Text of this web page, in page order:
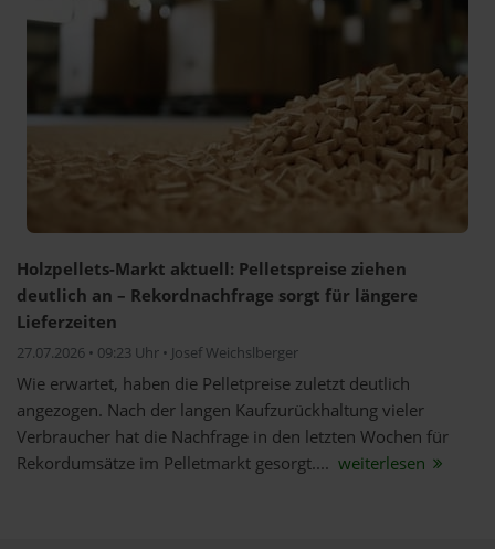
Holzpellets-Markt aktuell: Pelletspreise ziehen
deutlich an – Rekordnachfrage sorgt für längere
Lieferzeiten
27.07.2026 • 09:23 Uhr • Josef Weichslberger
Wie erwartet, haben die Pelletpreise zuletzt deutlich
angezogen. Nach der langen Kaufzurückhaltung vieler
Verbraucher hat die Nachfrage in den letzten Wochen für
Rekordumsätze im Pelletmarkt gesorgt.... weiterlesen